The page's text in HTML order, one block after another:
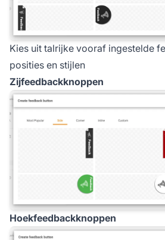
Kies uit talrijke vooraf ingestelde
posities en stijlen
Zijfeedbackknoppen
Hoekfeedbackknoppen